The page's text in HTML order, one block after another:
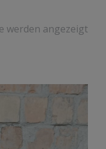
werden angezeigt